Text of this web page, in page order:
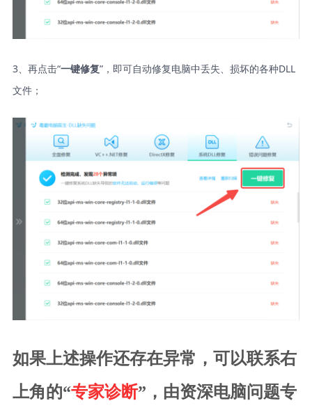
3、再点击“一键修复”，即可自动修复电脑中丢失、损坏的各种DLL
文件；
如果上述操作还存在异常，可以联系右
上角的“专家诊断”，由资深电脑问题专